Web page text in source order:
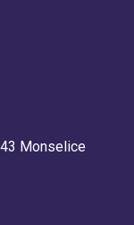
Monselice